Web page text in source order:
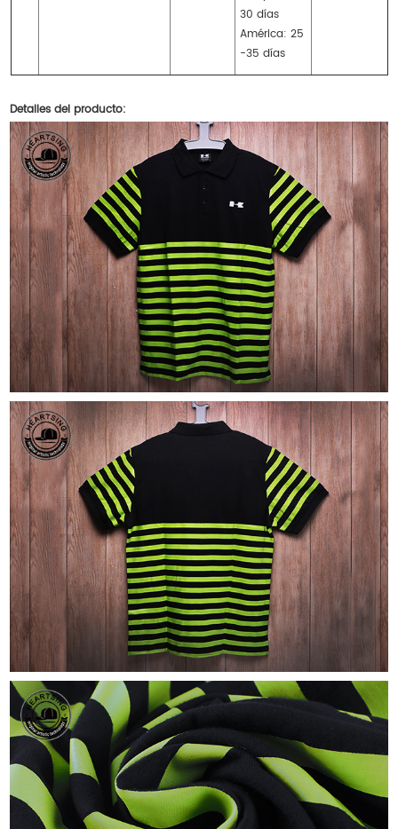
30 días
América: 25
-35 días
Detalles del producto: